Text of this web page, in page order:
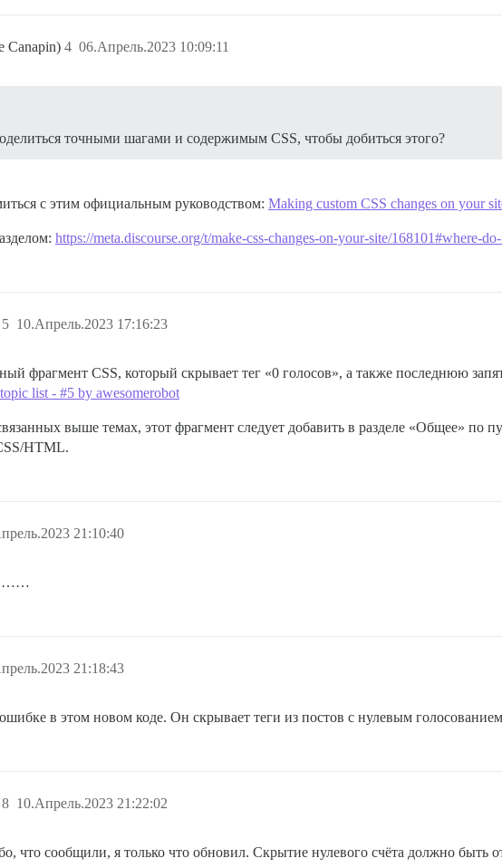
Canapin) 06.Апрель.2023 10:09:11
4
точными шагами и содержимым CSS, чтобы добиться этого?
с этим официальным руководством: Making custom CSS changes on your
https://meta.discourse.org/t/make-css-changes-on-your-site/168101#where-
10.Апрель.2023 17:16:23
5
фрагмент CSS, который скрывает тег «0 голосов», а также последнюю
list - #5 by awesomerobot
выше темах, этот фрагмент следует добавить в разделе «Общее»
HTML.
21:10:40
……
21:18:43
в этом новом коде. Он скрывает теги из постов с нулевым
10.Апрель.2023 21:22:02
8
что сообщили, я только что обновил. Скрытие нулевого счёта должно быть